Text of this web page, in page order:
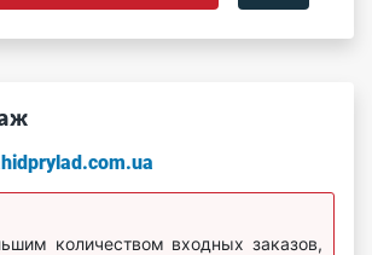
количеством входных заказов,